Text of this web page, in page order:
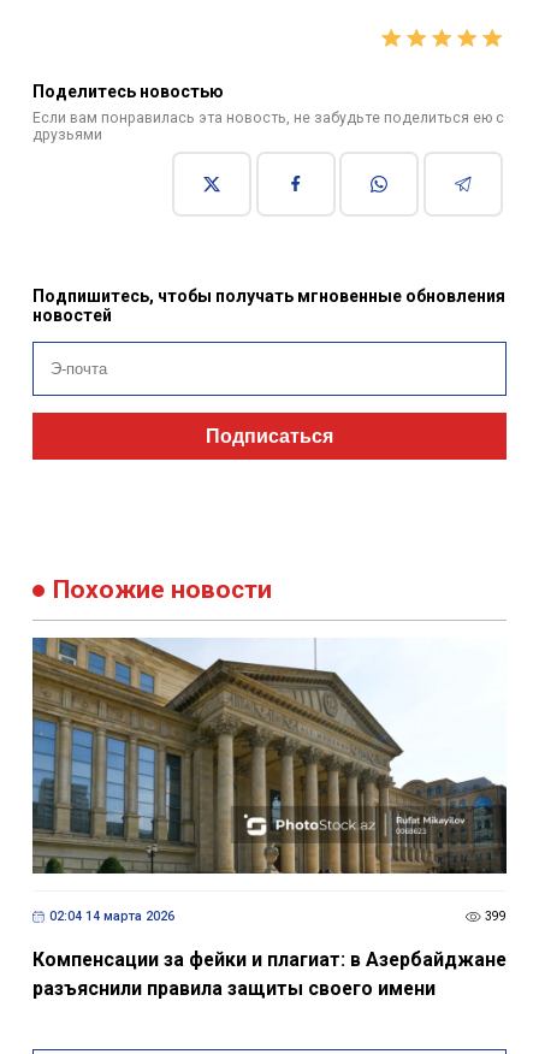
Поделитесь новостью
Если вам понравилась эта новость, не забудьте поделиться ею с
друзьями
Подпишитесь, чтобы получать мгновенные обновления
новостей
Подписаться
Похожие новости
02:04 14 марта 2026 399
Компенсации за фейки и плагиат: в Азербайджане
разъяснили правила защиты своего имени